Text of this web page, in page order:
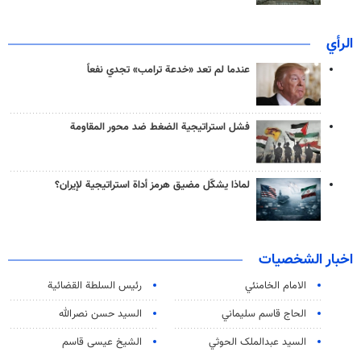
الرأي
عندما لم تعد «خدعة ترامب» تجدي نفعاً
فشل استراتيجية الضغط ضد محور المقاومة
لماذا يشكّل مضيق هرمز أداة استراتيجية لإيران؟
اخبار الشخصيات
الامام الخامنئي
رئیس السلطة القضائیة
الحاج قاسم سليماني
السيد حسن نصرالله
السید عبدالملک الحوثي
الشيخ عيسى قاسم